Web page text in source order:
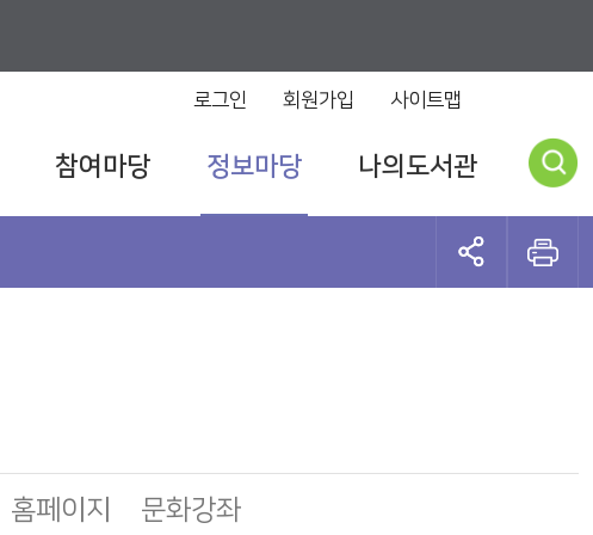
로그인 회원가입 사이트맵
참여마당 정보마당 나의도서관
홈페이지 문화강좌